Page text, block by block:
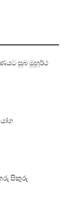
සුබ මුහුර්ථ
සිකුරු